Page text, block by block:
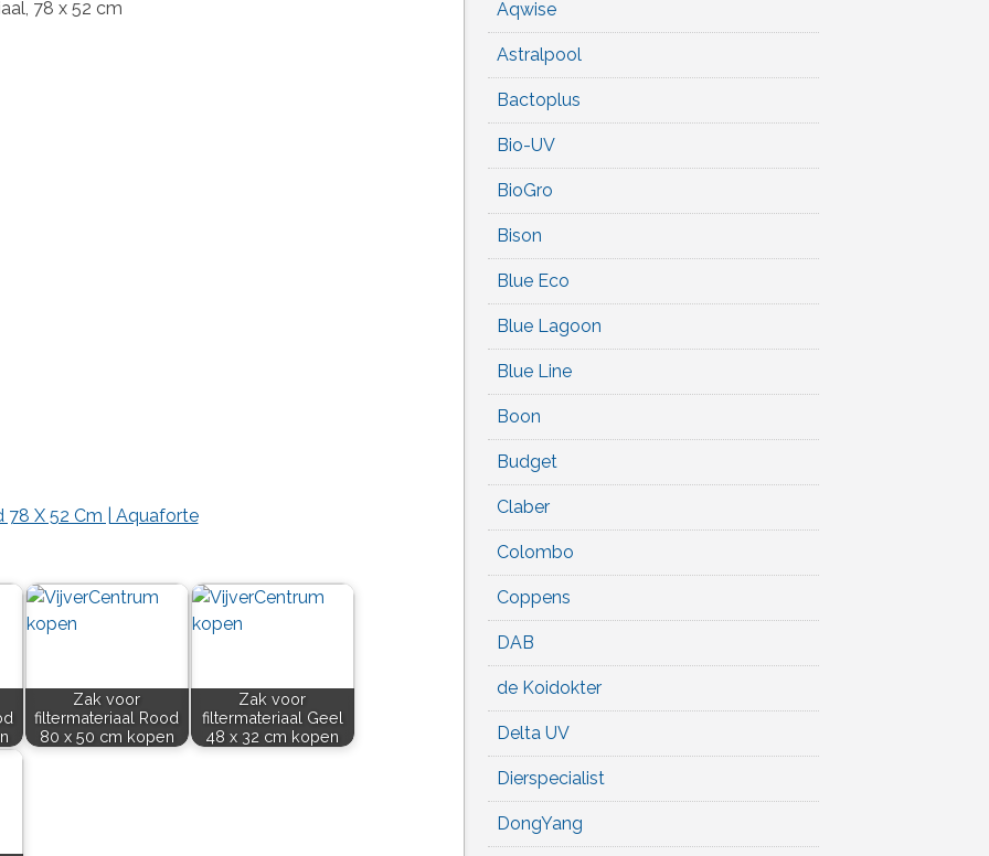
78 x 52 cm
78 X 52 Cm | Aquaforte
Zak voor
filtermateriaal Rood
80 x 50 cm kopen
Zak voor
filtermateriaal Geel
48 x 32 cm kopen
Aqwise
Astralpool
Bactoplus
Bio-UV
BioGro
Bison
Blue Eco
Blue Lagoon
Blue Line
Boon
Budget
Claber
Colombo
Coppens
DAB
de Koidokter
Delta UV
Dierspecialist
DongYang